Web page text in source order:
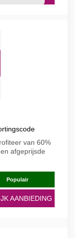
van 60%
afgeprijsde
Populair
AANBIEDING